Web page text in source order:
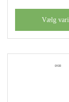
Vælg